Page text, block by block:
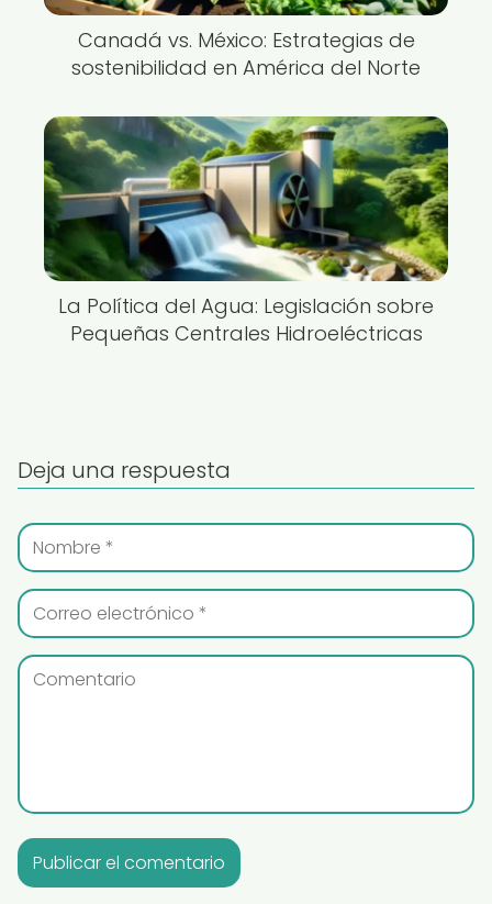
Canadá vs. México: Estrategias de
sostenibilidad en América del Norte
La Política del Agua: Legislación sobre
Pequeñas Centrales Hidroeléctricas
Deja una respuesta